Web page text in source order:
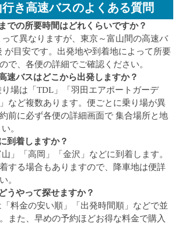
き高速バスのよくある質問
での所要時間はどれくらいですか？
て異なりますが、東京～富山間の高速バ
が目安です。出発地や到着地によって所要
で、各便の詳細でご確認ください。
速バスはどこから出発しますか？
場は「TDL」「羽田エアポートガーデ
など複数あります。便ごとに乗り場が異
前に必ず各便の詳細画面で 集合場所と地
。
到着しますか？
」「高岡」「金沢」などに到着します。
する場合もありますので、降車地は便詳
。
うやって探せますか？
料金の安い順」「出発時間順」などで並
また、早めの予約ほどお得な料金で購入